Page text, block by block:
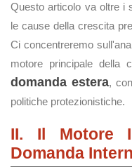
Questo articolo va oltre i
le cause della crescita
Ci concentreremo
motore principale della
domanda estera,
politiche protezionistiche.
II. Il Motore
Domanda